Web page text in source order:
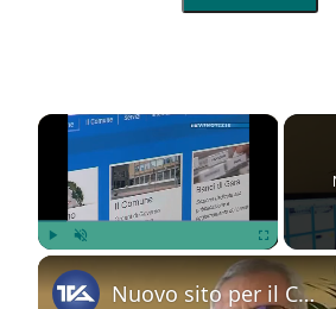
×
Nuovo sito per il Comune di Adrano